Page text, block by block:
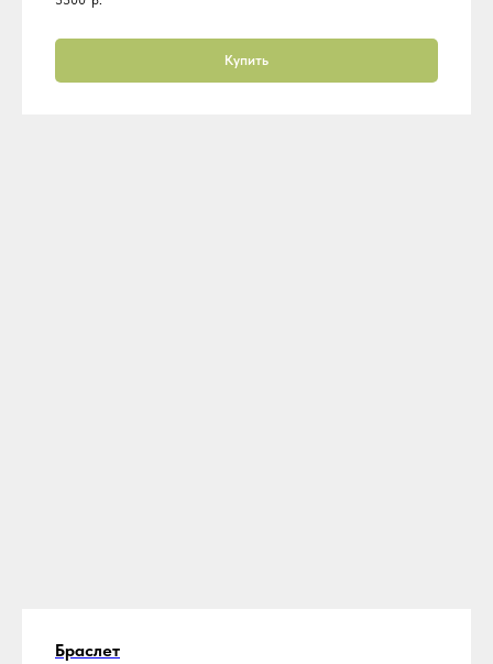
Купить
Браслет